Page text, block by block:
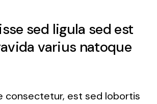
sed ligula sed est
varius natoque
consectetur, est sed lobortis